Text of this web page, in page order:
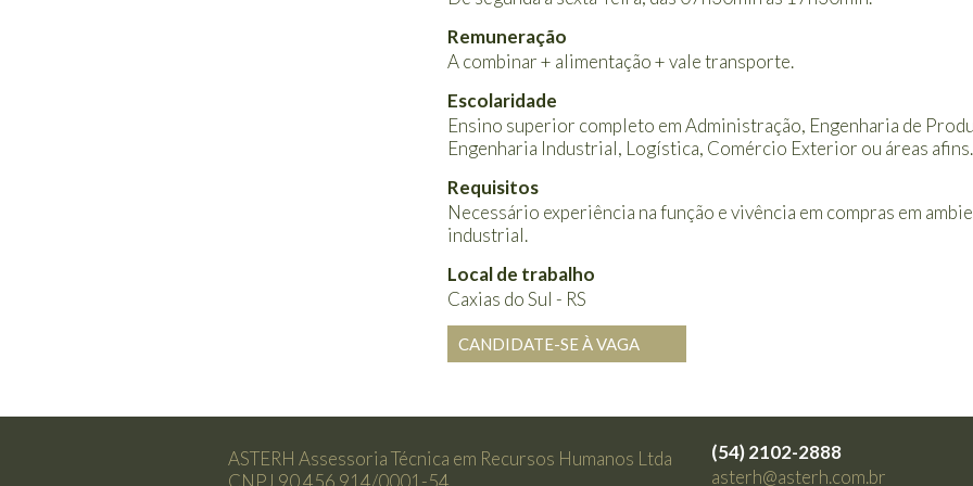
Remuneração
A combinar + alimentação + vale transporte.
Escolaridade
Ensino superior completo em Administração, Engenharia de
Engenharia Industrial, Logística, Comércio Exterior ou áreas afins.
Requisitos
Necessário experiência na função e vivência em compras em
industrial.
Local de trabalho
Caxias do Sul - RS
CANDIDATE-SE À VAGA
ASTERH Assessoria Técnica em Recursos Humanos Ltda
CNPJ 90.456.914/0001-54
(54) 2102-2888
asterh@asterh.com.br